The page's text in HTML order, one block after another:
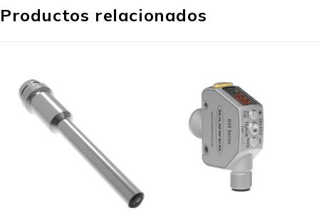
Productos relacionados